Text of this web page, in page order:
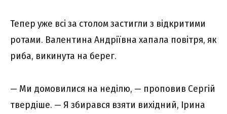
Тепер уже всі за столом застигли з відкритими
ротами. Валентина Андріївна хапала повітря, як
риба, викинута на берег.
— Ми домовилися на неділю, — проповив Сергій
твердіше. — Я збирався взяти вихідний, Ірина